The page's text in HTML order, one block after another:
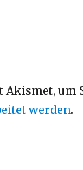
Akismet, um
werden.